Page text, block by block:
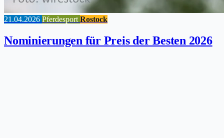
21.04.2026 Pferdesport Rostock
Nominierungen für Preis der Besten 2026